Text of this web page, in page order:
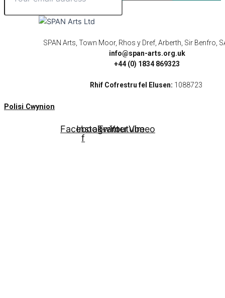
SPAN Arts, Town Moor, Rhos y Dref, Arberth, Sir Benfro,
info@span-arts.org.uk
+44 (0) 1834 869323
Rhif Cofrestru fel Elusen: 1088723
Polisi Cwynion
Facebook-
f
Instagram
Twitter
Youtube
Vimeo